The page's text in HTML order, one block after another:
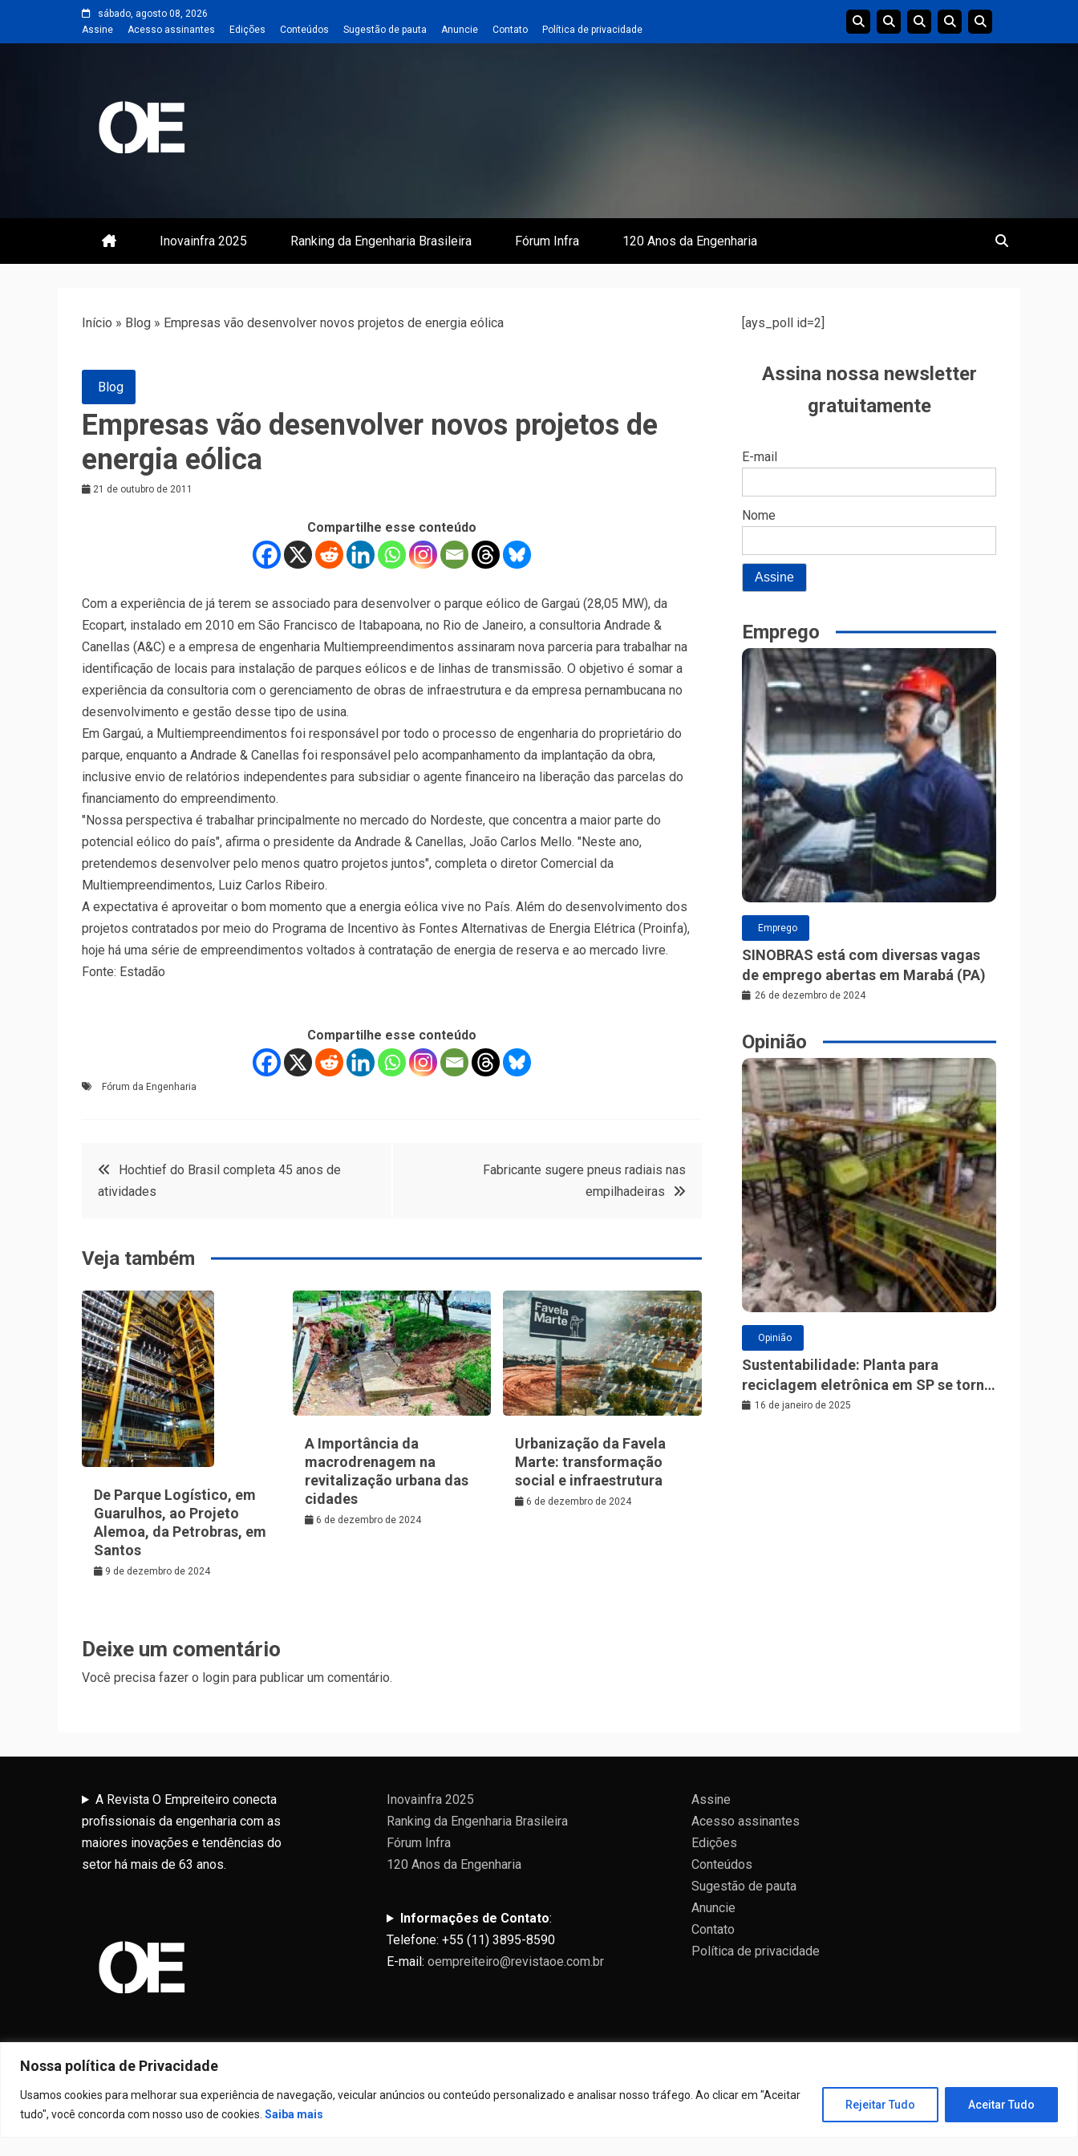
Nossa política de Privacidade
Usamos cookies para melhorar sua experiência de navegação, veicular anúncios ou conteúdo personalizado e analisar nosso tráfego. Ao clicar em "Aceitar
tudo", você concorda com nosso uso de cookies. Saiba mais
Rejeitar Tudo Aceitar Tudo
sábado, agosto 08, 2026
Assine
Acesso assinantes Edições Conteúdos Sugestão de pauta Anuncie Contato Política de privacidade
Revista | O Empreiteiro
Inovainfra 2025 Ranking da Engenharia Brasileira Fórum Infra 120 Anos da Engenharia
Início » Blog » Empresas vão desenvolver novos projetos de energia eólica
Blog
Empresas vão desenvolver novos projetos de
energia eólica
21 de outubro de 2011
Compartilhe esse conteúdo
Com a experiência de já terem se associado para desenvolver o parque eólico de Gargaú (28,05 MW), da
Ecopart, instalado em 2010 em São Francisco de Itabapoana, no Rio de Janeiro, a consultoria Andrade &
Canellas (A&C) e a empresa de engenharia Multiempreendimentos assinaram nova parceria para trabalhar na
identificação de locais para instalação de parques eólicos e de linhas de transmissão. O objetivo é somar a
experiência da consultoria com o gerenciamento de obras de infraestrutura e da empresa pernambucana no
desenvolvimento e gestão desse tipo de usina.
Em Gargaú, a Multiempreendimentos foi responsável por todo o processo de engenharia do proprietário do
parque, enquanto a Andrade & Canellas foi responsável pelo acompanhamento da implantação da obra,
inclusive envio de relatórios independentes para subsidiar o agente financeiro na liberação das parcelas do
financiamento do empreendimento.
"Nossa perspectiva é trabalhar principalmente no mercado do Nordeste, que concentra a maior parte do
potencial eólico do país", afirma o presidente da Andrade & Canellas, João Carlos Mello. "Neste ano,
pretendemos desenvolver pelo menos quatro projetos juntos", completa o diretor Comercial da
Multiempreendimentos, Luiz Carlos Ribeiro.
A expectativa é aproveitar o bom momento que a energia eólica vive no País. Além do desenvolvimento dos
projetos contratados por meio do Programa de Incentivo às Fontes Alternativas de Energia Elétrica (Proinfa),
hoje há uma série de empreendimentos voltados à contratação de energia de reserva e ao mercado livre.
Fonte: Estadão
Compartilhe esse conteúdo
Fórum da Engenharia
Navegação
Post
Hochtief do Brasil completa 45 anos de
atividades
Fabricante sugere pneus radiais nas
empilhadeiras
Veja também
De Parque Logístico, em
Guarulhos, ao Projeto
Alemoa, da Petrobras, em
Santos
9 de dezembro de 2024
A Importância da
macrodrenagem na
revitalização urbana das
cidades
6 de dezembro de 2024
Urbanização da Favela
Marte: transformação
social e infraestrutura
6 de dezembro de 2024
Deixe um comentário
Você precisa fazer o login para publicar um comentário.
[ays_poll id=2]
Assina nossa newsletter
gratuitamente
E-mail
Nome
Emprego
Emprego
SINOBRAS está com diversas vagas
de emprego abertas em Marabá (PA)
26 de dezembro de 2024
Opinião
Opinião
Sustentabilidade: Planta para
reciclagem eletrônica em SP se torna
a maior da América Latina
16 de janeiro de 2025
A Revista O Empreiteiro conecta
profissionais da engenharia com as
maiores inovações e tendências do
setor há mais de 63 anos.
Inovainfra 2025
Ranking da Engenharia Brasileira
Fórum Infra
120 Anos da Engenharia
Informações de Contato:
Telefone: +55 (11) 3895-8590
E-mail: oempreiteiro@revistaoe.com.br
Assine
Acesso assinantes
Edições
Conteúdos
Sugestão de pauta
Anuncie
Contato
Política de privacidade